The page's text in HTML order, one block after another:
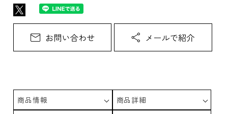
商品情報
商品詳細